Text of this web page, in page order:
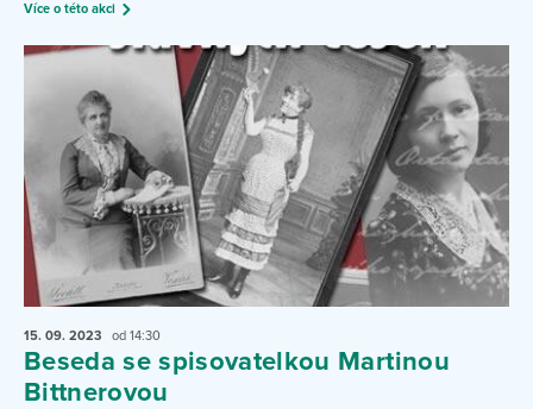
Více o této akci
15. 09. 2023 od 14:30
Beseda se spisovatelkou Martinou
Bittnerovou